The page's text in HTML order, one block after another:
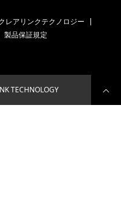
レアリンクテクノロジー
製品保証規定
TECHNOLOGY